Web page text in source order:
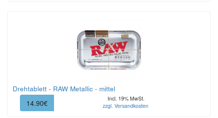
Drehtablett - RAW Metallic - mittel
14.90€
Incl. 19% MwSt.
zzgl. Versandkosten